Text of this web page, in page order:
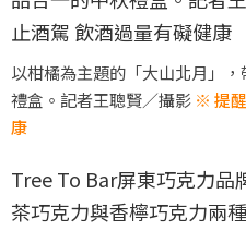
以柑橘為主題的「大山北月」
禮盒。記者王聰賢／攝影 ※ 提
康
Tree To Bar屏東巧克力品
茶巧克力與香檸巧克力兩